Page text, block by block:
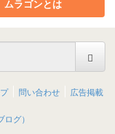
ムラゴンとは
問い合わせ 広告掲載
グ）